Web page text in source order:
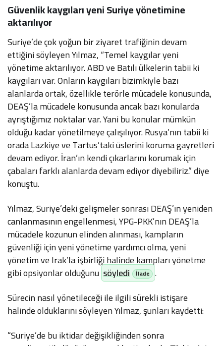
Güvenlik kaygıları yeni Suriye yönetimine
aktarılıyor
Suriye’de çok yoğun bir ziyaret trafiğinin devam
ettiğini söyleyen Yılmaz, “Temel kaygılar yeni
yönetime aktarılıyor. ABD ve Batılı ülkelerin tabii ki
kaygıları var. Onların kaygıları bizimkiyle bazı
alanlarda ortak, özellikle terörle mücadele konusunda,
DEAŞ’la mücadele konusunda ancak bazı konularda
ayrıştığımız noktalar var. Yani bu konular mümkün
olduğu kadar yönetilmeye çalışılıyor. Rusya’nın tabii ki
orada Lazkiye ve Tartus’taki üslerini koruma gayretleri
devam ediyor. İran’ın kendi çıkarlarını korumak için
çabaları farklı alanlarda devam ediyor diyebiliriz.” diye
konuştu.
Yılmaz, Suriye’deki gelişmeler sonrası DEAŞ’ın yeniden
canlanmasının engellenmesi, YPG-PKK’nın DEAŞ’la
mücadele kozunun elinden alınması, kampların
güvenliği için yeni yönetime yardımcı olma, yeni
yönetim ve Irak’la işbirliği halinde kampları yönetme
gibi opsiyonlar olduğunu söyledi
.
Sürecin nasıl yönetileceği ile ilgili sürekli istişare
halinde olduklarını söyleyen Yılmaz, şunları kaydetti:
“Suriye’de bu iktidar değişikliğinden sonra